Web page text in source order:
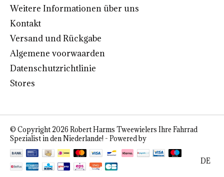
Weitere Informationen über uns
Kontakt
Versand und Rückgabe
Algemene voorwaarden
Datenschutzrichtlinie
Stores
© Copyright 2026 Robert Harms Tweewielers Ihre Fahrrad
Spezialist in den Niederlande! - Powered by
DE